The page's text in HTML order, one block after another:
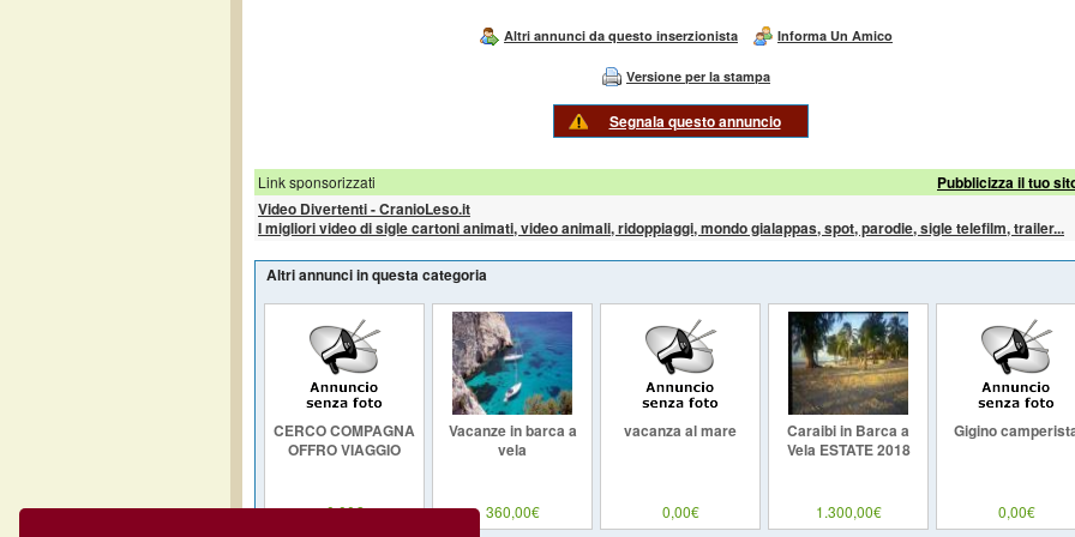
Altri annunci da questo inserzionista Informa Un Amico
Versione per la stampa
Segnala questo annuncio
Link sponsorizzati
Pubblicizza il tuo
Video Divertenti - CranioLeso.it
I migliori video di sigle cartoni animati, video animali, ridoppiaggi, mondo gialappas, spot, parodie, sigle telefilm, trailer...
Altri annunci in questa categoria
CERCO COMPAGNA
OFFRO VIAGGIO
0,00€
Vacanze in barca a
vela
360,00€
vacanza al mare
0,00€
Caraibi in Barca a
Vela ESTATE 2018
1.300,00€
Gigino
0,00€